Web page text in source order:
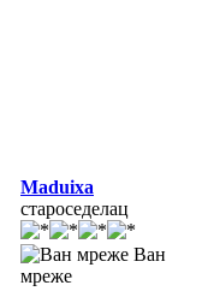
Maduixa
староседелац
Ван
мреже